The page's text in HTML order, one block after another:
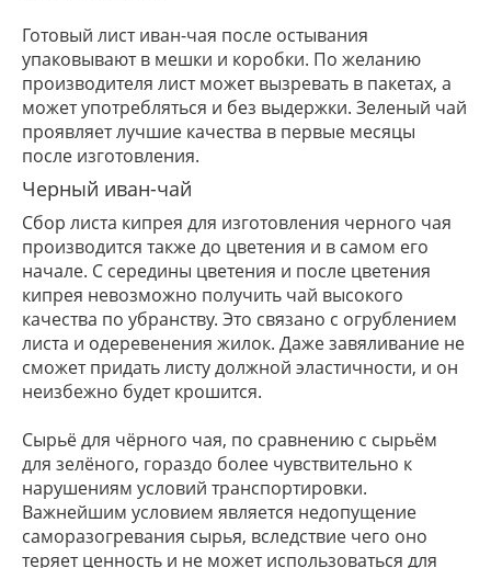
Готовый лист иван-чая после остывания
упаковывают в мешки и коробки. По желанию
производителя лист может вызревать в пакетах, а
может употребляться и без выдержки. Зеленый чай
проявляет лучшие качества в первые месяцы
после изготовления.
Черный иван-чай
Сбор листа кипрея для изготовления черного чая
производится также до цветения и в самом его
начале. С середины цветения и после цветения
кипрея невозможно получить чай высокого
качества по убранству. Это связано с огрублением
листа и одеревенения жилок. Даже завяливание не
сможет придать листу должной эластичности, и он
неизбежно будет крошится.
Сырьё для чёрного чая, по сравнению с сырьём
для зелёного, гораздо более чувствительно к
нарушениям условий транспортировки.
Важнейшим условием является недопущение
саморазогревания сырья, вследствие чего оно
теряет ценность и не может использоваться для